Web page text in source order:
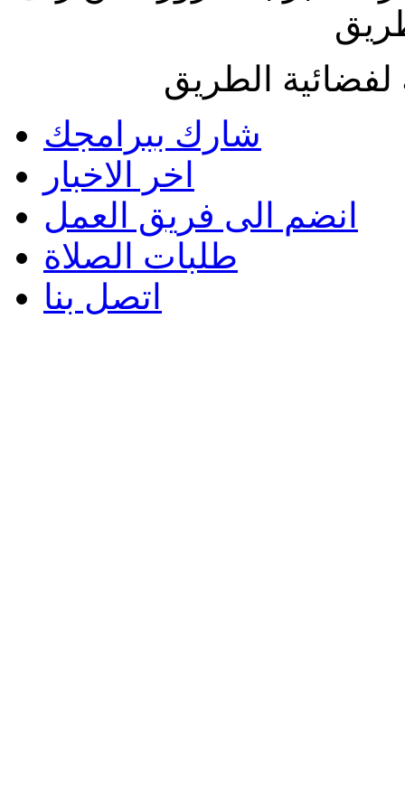
الطريق
شارك ببرامجك
اخر الاخبار
انضم الى فريق العمل
طلبات الصلاة
اتصل بنا